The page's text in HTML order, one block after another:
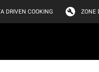
DRIVEN COOKING ZONE